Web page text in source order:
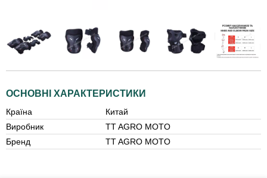
ОСНОВНІ ХАРАКТЕРИСТИКИ
Країна
Китай
Виробник
TT AGRO MOTO
Бренд
TT AGRO MOTO